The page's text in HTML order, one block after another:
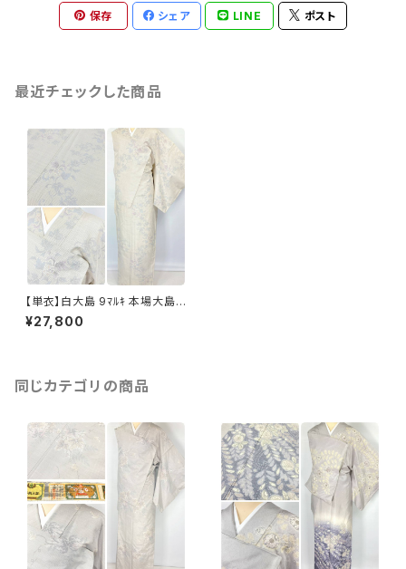
保存 シェア LINE ポスト
最近チェックした商品
【単衣】白大島 9ﾏﾙｷ 本場大島
紬 小紋 正絹 蔦の葉 白 紫 青
オフホワイト 1029
¥27,800
同じカテゴリの商品